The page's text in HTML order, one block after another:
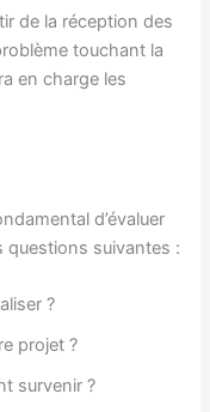
de la réception des
touchant la
en charge les
d’évaluer
questions suivantes :
?
projet ?
survenir ?